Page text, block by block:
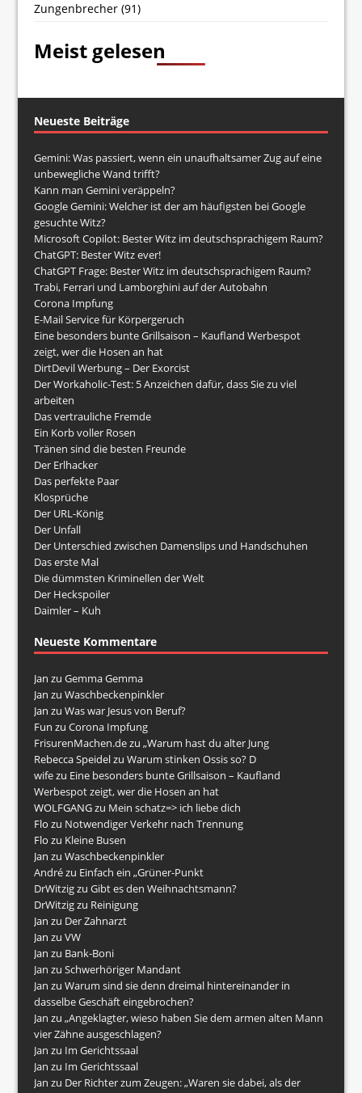
Zungenbrecher (91)
Meist gelesen
Neueste Beiträge
Gemini: Was passiert, wenn ein unaufhaltsamer Zug auf eine
unbewegliche Wand trifft?
Kann man Gemini veräppeln?
Google Gemini: Welcher ist der am häufigsten bei Google
gesuchte Witz?
Microsoft Copilot: Bester Witz im deutschsprachigem Raum?
ChatGPT: Bester Witz ever!
ChatGPT Frage: Bester Witz im deutschsprachigem Raum?
Trabi, Ferrari und Lamborghini auf der Autobahn
Corona Impfung
E-Mail Service für Körpergeruch
Eine besonders bunte Grillsaison – Kaufland Werbespot
zeigt, wer die Hosen an hat
DirtDevil Werbung – Der Exorcist
Der Workaholic-Test: 5 Anzeichen dafür, dass Sie zu viel
arbeiten
Das vertrauliche Fremde
Ein Korb voller Rosen
Tränen sind die besten Freunde
Der Erlhacker
Das perfekte Paar
Klosprüche
Der URL-König
Der Unfall
Der Unterschied zwischen Damenslips und Handschuhen
Das erste Mal
Die dümmsten Kriminellen der Welt
Der Heckspoiler
Daimler – Kuh
Neueste Kommentare
Jan zuGemma Gemma
Jan zuWaschbeckenpinkler
Jan zuWas war Jesus von Beruf?
Fun zuCorona Impfung
FrisurenMachen.dezu„Warum hast du alter Jung
Rebecca SpeidelzuWarum stinken Ossis so? D
wifezu Eine besonders bunte Grillsaison – Kaufland
Werbespot zeigt, wer die Hosen an hat
WOLFGANGzu Mein schatz=> ich liebe dich
Flo zu Notwendiger Verkehr nach Trennung
Flo zu Kleine Busen
Jan zuWaschbeckenpinkler
Andrézu Einfach ein „Grüner-Punkt
DrWitzigzuGibt es den Weihnachtsmann?
DrWitzigzu Reinigung
Jan zu Der Zahnarzt
Jan zuVW
Jan zu Bank-Boni
Jan zuSchwerhöriger Mandant
Jan zuWarum sind sie denn dreimal hintereinander in
dasselbe Geschäft eingebrochen?
Jan zu„Angeklagter, wieso haben Sie dem armen alten Mann
vier Zähne ausgeschlagen?
Jan zu Im Gerichtssaal
Jan zu Im Gerichtssaal
Jan zu Der Richter zum Zeugen: „Waren sie dabei, als der